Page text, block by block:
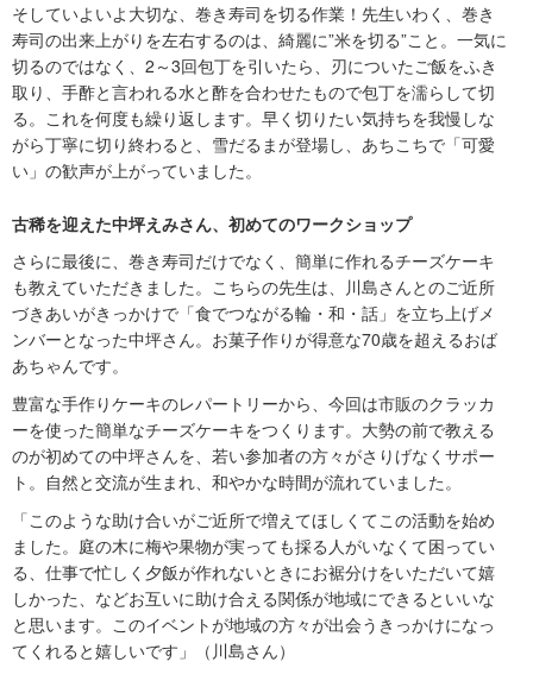
そしていよいよ大切な、巻き寿司を切る作業！先生いわく、巻き
寿司の出来上がりを左右するのは、綺麗に”米を切る”こと。一気に
切るのではなく、2～3回包丁を引いたら、刃についたご飯をふき
取り、手酢と言われる水と酢を合わせたもので包丁を濡らして切
る。これを何度も繰り返します。早く切りたい気持ちを我慢しな
がら丁寧に切り終わると、雪だるまが登場し、あちこちで「可愛
い」の歓声が上がっていました。
古稀を迎えた中坪えみさん、初めてのワークショップ
さらに最後に、巻き寿司だけでなく、簡単に作れるチーズケーキ
も教えていただきました。こちらの先生は、川島さんとのご近所
づきあいがきっかけで「食でつながる輪・和・話」を立ち上げメ
ンバーとなった中坪さん。お菓子作りが得意な70歳を超えるおば
あちゃんです。
豊富な手作りケーキのレパートリーから、今回は市販のクラッカ
ーを使った簡単なチーズケーキをつくります。大勢の前で教える
のが初めての中坪さんを、若い参加者の方々がさりげなくサポー
ト。自然と交流が生まれ、和やかな時間が流れていました。
「このような助け合いがご近所で増えてほしくてこの活動を始め
ました。庭の木に梅や果物が実っても採る人がいなくて困ってい
る、仕事で忙しく夕飯が作れないときにお裾分けをいただいて嬉
しかった、などお互いに助け合える関係が地域にできるといいな
と思います。このイベントが地域の方々が出会うきっかけになっ
てくれると嬉しいです」（川島さん）